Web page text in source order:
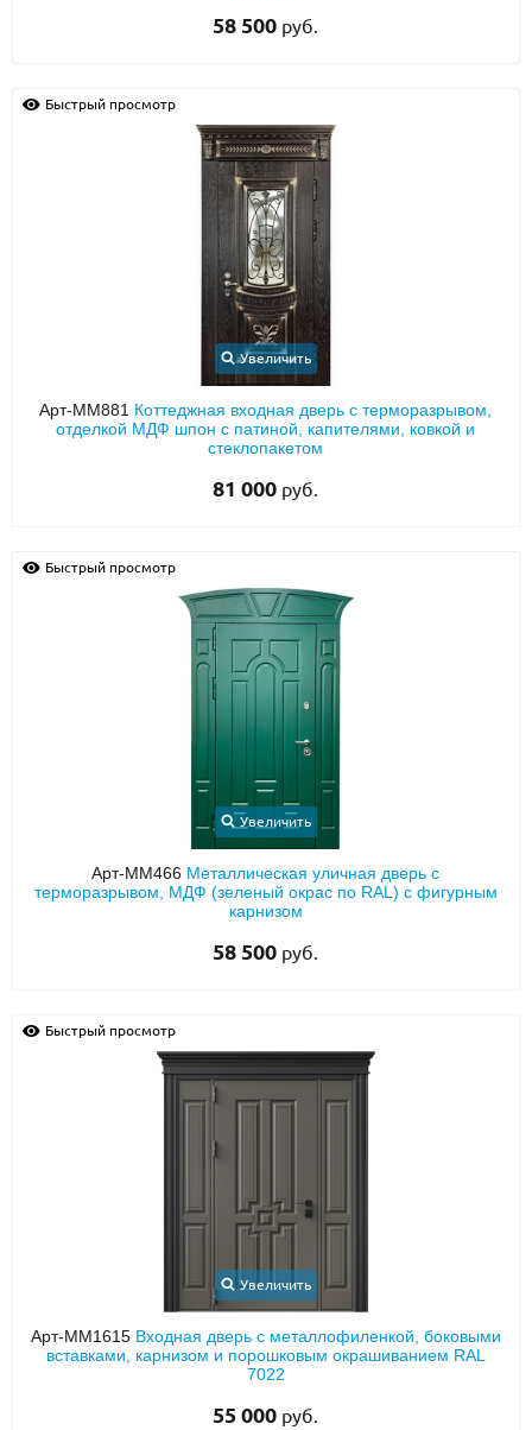
58 500 руб.
Быстрый просмотр
Увеличить
Арт-ММ881 Коттеджная входная дверь с терморазрывом,
отделкой МДФ шпон с патиной, капителями, ковкой и
стеклопакетом
81 000 руб.
Быстрый просмотр
Увеличить
Арт-ММ466 Металлическая уличная дверь с
терморазрывом, МДФ (зеленый окрас по RAL) с фигурным
карнизом
58 500 руб.
Быстрый просмотр
Увеличить
Арт-ММ1615 Входная дверь с металлофиленкой, боковыми
вставками, карнизом и порошковым окрашиванием RAL
7022
55 000 руб.